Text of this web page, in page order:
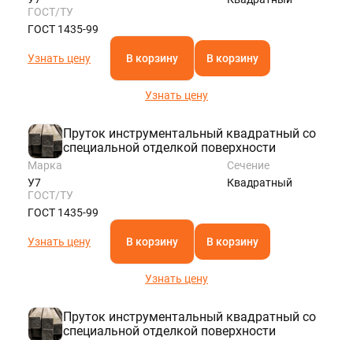
ГОСТ/ТУ
ГОСТ 1435-99
Узнать цену В корзину В корзину
Узнать цену
Пруток инструментальный квадратный со
специальной отделкой поверхности
Марка
У7
Сечение
Квадратный
ГОСТ/ТУ
ГОСТ 1435-99
Узнать цену В корзину В корзину
Узнать цену
Пруток инструментальный квадратный со
специальной отделкой поверхности